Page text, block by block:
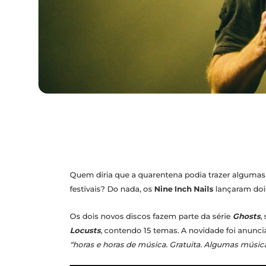
Quem diria que a quarentena podia trazer
festivais? Do nada, os Nine Inch Nails lançaram
Os dois novos discos fazem parte da série Ghosts,
Locusts, contendo 15 temas. A novidade foi
“horas e horas de música. Gratuita. Algumas